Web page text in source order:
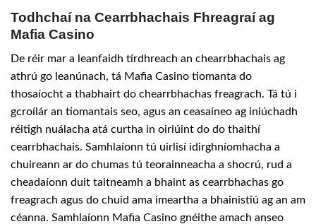
Todhchaí na Cearrbhachais Fhreagraí ag
Mafia Casino
De réir mar a leanfaidh tírdhreach an chearrbhachais ag
athrú go leanúnach, tá Mafia Casino tiomanta do
thosaíocht a thabhairt do chearrbhachas freagrach. Tá tú i
gcroílár an tiomantais seo, agus an ceasaíneo ag iniúchadh
réitigh nuálacha atá curtha in oiriúint do do thaithí
cearrbhachais. Samhlaíonn tú uirlisí idirghníomhacha a
chuireann ar do chumas tú teorainneacha a shocrú, rud a
cheadaíonn duit taitneamh a bhaint as cearrbhachas go
freagrach agus do chuid ama imeartha a bhainistiú ag an am
céanna. Samhlaíonn Mafia Casino gnéithe amach anseo